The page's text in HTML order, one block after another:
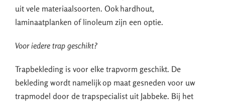
uit vele materiaalsoorten. Ook hardhout,
laminaatplanken of linoleum zijn een optie.
Voor iedere trap geschikt?
Trapbekleding is voor elke trapvorm geschikt. De
bekleding wordt namelijk op maat gesneden voor uw
trapmodel door de trapspecialist uit Jabbeke. Bij het